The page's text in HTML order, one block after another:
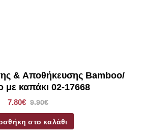
& Αποθήκευσης Bamboo/
με καπάκι 02-17668
7.80€ 9.90€
στο καλάθι